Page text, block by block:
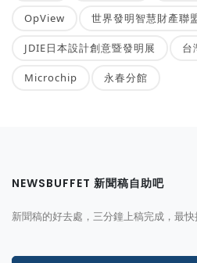
OpView 世界發明智慧財產聯
JDIE日本設計創意暨發明展 台
Microchip 永春分館
NEWSBUFFET 新聞稿自助吧
新聞稿的好去處，三分鐘上稿完成，最快